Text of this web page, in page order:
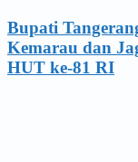
Bupati
Kemarau dan
HUT ke-81 RI